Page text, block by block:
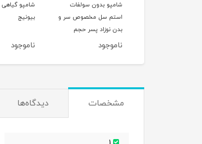
شامپو بدون سولفات
استم سل مخصوص سر و
بدن نوزاد پسر حجم
200ML
ناموجود
بیونیج
ناموجود
مشخصات دیدگاه‌ها